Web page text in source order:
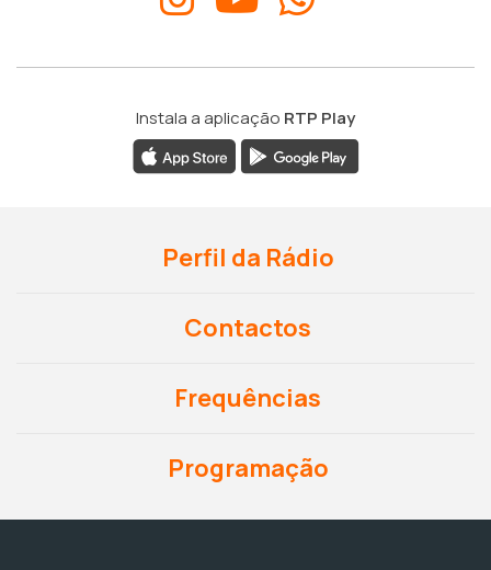
Instala a aplicação RTP Play
Perfil da Rádio
Contactos
Frequências
Programação